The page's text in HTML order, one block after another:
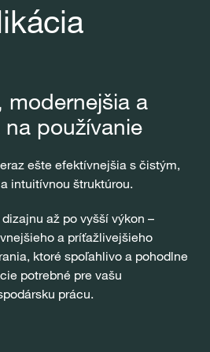
modernejšia a
používanie
ešte efektívnejšia s čistým,
intuitívnou štruktúrou.
až po vyšší výkon –
a príťažlivejšieho
ktoré spoľahlivo a pohodlne
potrebné pre vašu
prácu.